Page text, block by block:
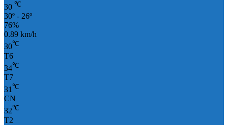
30 ℃
30º - 26º
76%
0.89 km/h
30℃
T6
34℃
T7
31 ℃
CN
32℃
T2